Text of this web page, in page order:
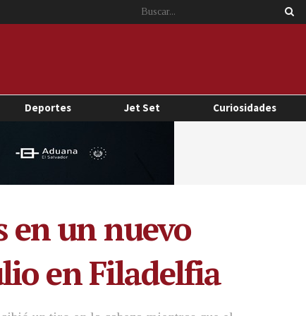
Deportes Jet Set Curiosidades
en un nuevo
en Filadelfia